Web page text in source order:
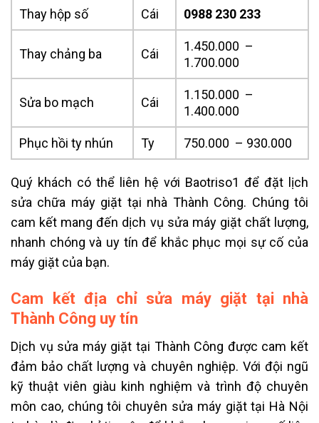
Thay hộp số Cái 0988 230 233
Thay chảng ba Cái
1.450.000 –
1.700.000
Sửa bo mạch Cái
1.150.000 –
1.400.000
Phục hồi ty nhún Ty 750.000 – 930.000
Quý khách có thể liên hệ với Baotriso1 để đặt lịch
sửa chữa máy giặt tại nhà Thành Công. Chúng tôi
cam kết mang đến dịch vụ sửa máy giặt chất lượng,
nhanh chóng và uy tín để khắc phục mọi sự cố của
máy giặt của bạn.
Cam kết địa chỉ sửa máy giặt tại nhà
Thành Công uy tín
Dịch vụ sửa máy giặt tại Thành Công được cam kết
đảm bảo chất lượng và chuyên nghiệp. Với đội ngũ
kỹ thuật viên giàu kinh nghiệm và trình độ chuyên
môn cao, chúng tôi chuyên sửa máy giặt tại Hà Nội